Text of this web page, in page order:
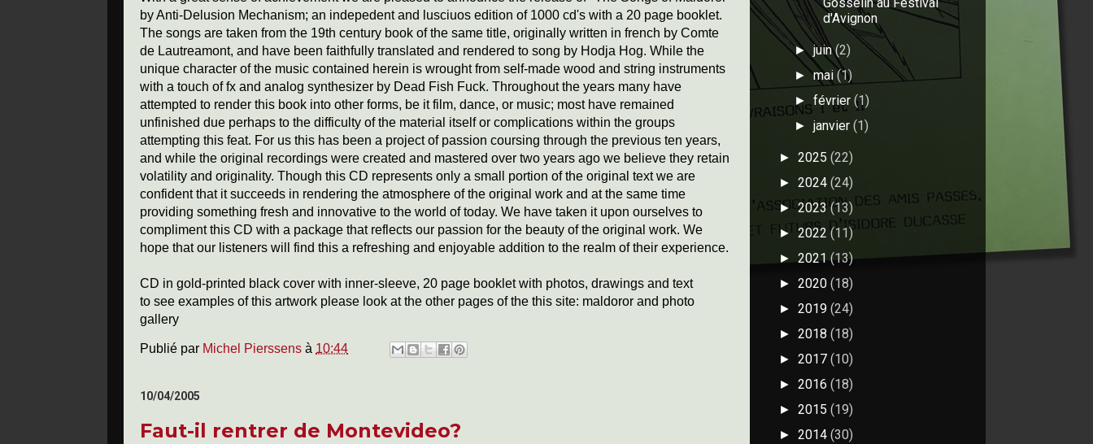
by Anti-Delusion Mechanism; an indepedent and lusciuos edition of 1000 cd's with a 20 page booklet.
The songs are taken from the 19th century book of the same title, originally written in french by Comte
de Lautreamont, and have been faithfully translated and rendered to song by Hodja Hog. While the
unique character of the music contained herein is wrought from self-made wood and string instruments
with a touch of fx and analog synthesizer by Dead Fish Fuck. Throughout the years many have
attempted to render this book into other forms, be it film, dance, or music; most have remained
unfinished due perhaps to the difficulty of the material itself or complications within the groups
attempting this feat. For us this has been a project of passion coursing through the previous ten years,
and while the original recordings were created and mastered over two years ago we believe they retain
volatility and originality. Though this CD represents only a small portion of the original text we are
confident that it succeeds in rendering the atmosphere of the original work and at the same time
providing something fresh and innovative to the world of today. We have taken it upon ourselves to
compliment this CD with a package that reflects our passion for the beauty of the original work. We
hope that our listeners will find this a refreshing and enjoyable addition to the realm of their experience.
CD in gold-printed black cover with inner-sleeve, 20 page booklet with photos, drawings and text
to see examples of this artwork please look at the other pages of the this site: maldoror and photo
gallery
Publié par Michel Pierssens à 10:44
10/04/2005
Faut-il rentrer de Montevideo?
Gosselin au Festival
d'Avignon
►juin(2)
►mai(1)
►février(1)
►janvier(1)
► 2025 (22)
► 2024 (24)
► 2023(13)
►2022 (11)
► 2021(13)
► 2020 (18)
► 2019 (24)
► 2018 (18)
► 2017 (10)
► 2016 (18)
► 2015 (19)
► 2014 (30)